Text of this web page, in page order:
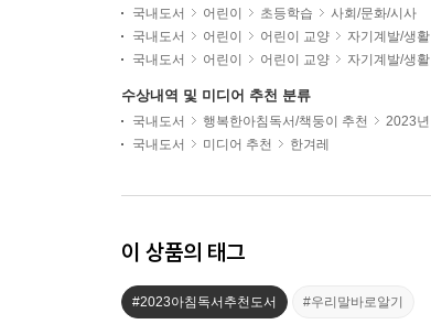
국내도서
어린이 초등학습
사회/문화/시사
국내도서
어린이 어린이 교양 자기계발/생활
국내도서
어린이 어린이 교양 자기계발/생활
수상내역 및 미디어 추천 분류
국내도서 행복한아침독서/책둥이 추천 2023년
국내도서
미디어 추천 한겨레
이 상품의 태그
#2023아침독서추천도서 #우리말바로알기